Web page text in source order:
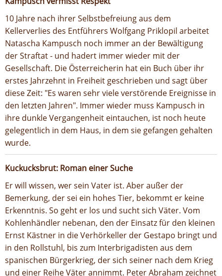
10 Jahre nach ihrer Selbstbefreiung aus dem
Kellerverlies des Entführers Wolfgang Priklopil arbeitet
Natascha Kampusch noch immer an der Bewältigung
der Straftat - und hadert immer wieder mit der
Gesellschaft. Die Österreicherin hat ein Buch über ihr
erstes Jahrzehnt in Freiheit geschrieben und sagt über
diese Zeit: "Es waren sehr viele verstörende Ereignisse in
den letzten Jahren". Immer wieder muss Kampusch in
ihre dunkle Vergangenheit eintauchen, ist noch heute
gelegentlich in dem Haus, in dem sie gefangen gehalten
wurde.
Kuckucksbrut: Roman einer Suche
Er will wissen, wer sein Vater ist. Aber außer der
Bemerkung, der sei ein hohes Tier, bekommt er keine
Erkenntnis. So geht er los und sucht sich Väter. Vom
Kohlenhändler nebenan, den der Einsatz für den kleinen
Ernst Kästner in die Verhörkeller der Gestapo bringt und
in den Rollstuhl, bis zum Interbrigadisten aus dem
spanischen Bürgerkrieg, der sich seiner nach dem Krieg
und einer Reihe Väter annimmt. Peter Abraham zeichnet